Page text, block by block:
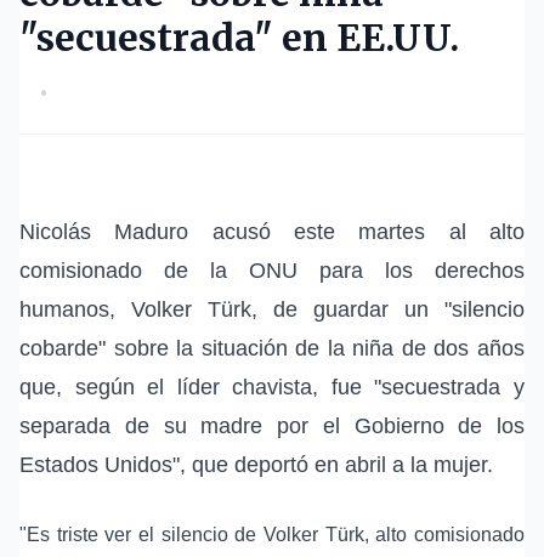
"secuestrada" en EE.UU.
•
Nicolás Maduro acusó este martes al alto
comisionado de la ONU para los derechos
humanos, Volker Türk, de guardar un "silencio
cobarde" sobre la situación de la niña de dos años
que, según el líder chavista, fue "secuestrada y
separada de su madre por el Gobierno de los
Estados Unidos", que deportó en abril a la mujer.
"Es triste ver el silencio de Volker Türk, alto comisionado